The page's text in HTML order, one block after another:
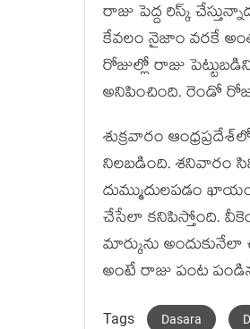
రాజు పెద్ద రిస్క్
కేవలం నైజాం వరకే అంత
రోజుల్లో రాజు
అనిపించింది. రెండో
శుక్రవారం
నిలబడింది. శనివారం
దుమ్ముదులపడం
చేసేలా కనిపిస్తోంది.
మార్కును
అంటే రాజు పంట
Tags Dasara